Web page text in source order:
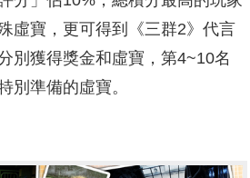
虛寶，更可得到《三群2》代言
別獲得獎金和虛寶，第4~10名
別準備的虛寶。